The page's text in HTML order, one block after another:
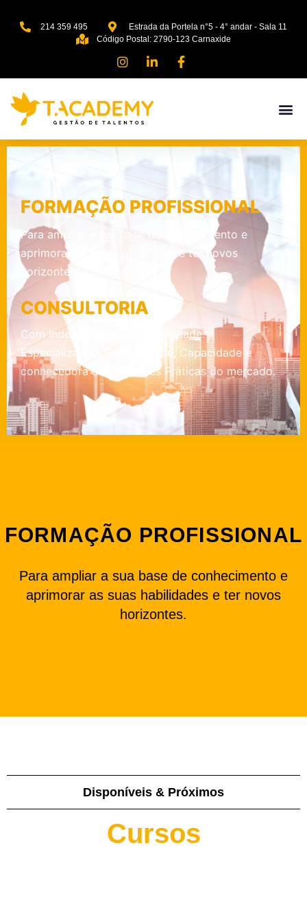
214 359 495
Estrada da Portela n°5 - 4° andar - Sala 11
Código Postal: 2790-123 Carnaxide
FORMAÇÃO PROFISSIONAL
Para ampliar a sua base de conhecimento e
aprimorar as suas habilidades e ter novos
horizontes.
CONSULTORIA
Com Independência. Objectividade.
Especialização. Credibilidade, Capacidade e
conhecedora das Melhores Práticas do mercado.
FORMAÇÃO PROFISSIONAL
Para ampliar a sua base de conhecimento e
aprimorar as suas habilidades e ter novos
horizontes.
Disponíveis & Próximos
Cursos